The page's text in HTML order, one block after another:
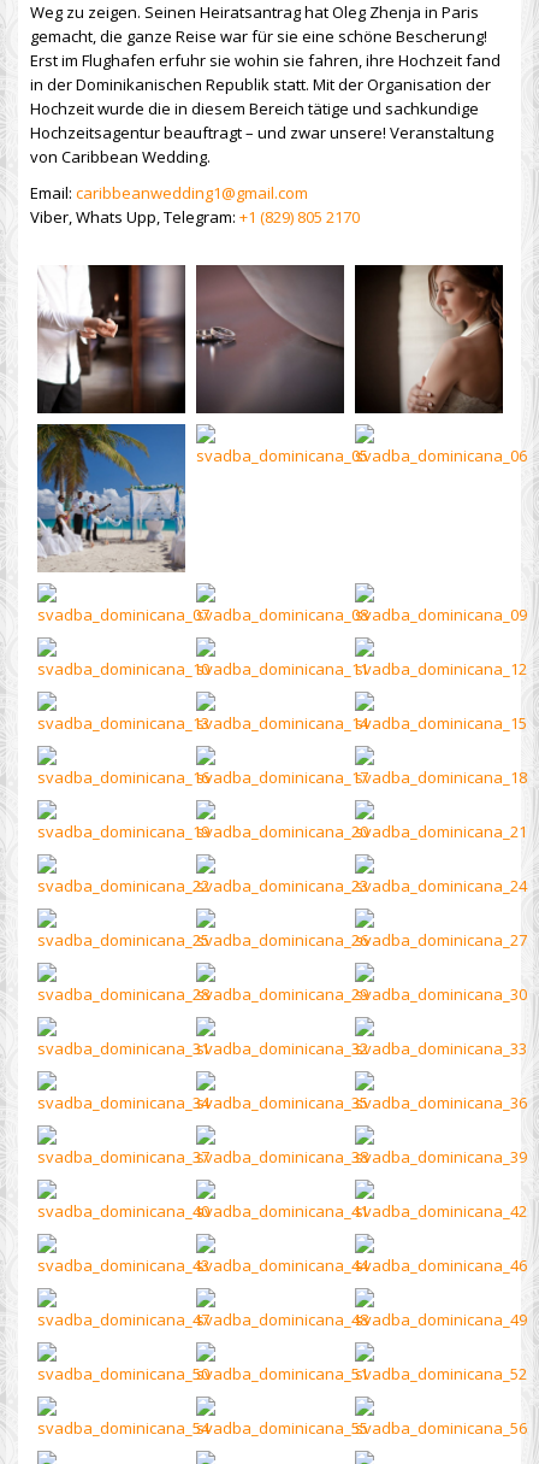
Weg zu zeigen. Seinen Heiratsantrag hat Oleg Zhenja in Paris
gemacht, die ganze Reise war für sie eine schöne Bescherung!
Erst im Flughafen erfuhr sie wohin sie fahren, ihre Hochzeit fand
in der Dominikanischen Republik statt. Mit der Organisation der
Hochzeit wurde die in diesem Bereich tätige und sachkundige
Hochzeitsagentur beauftragt – und zwar unsere! Veranstaltung
von Caribbean Wedding.
Email: caribbeanwedding1@gmail.com
Viber, Whats Upp, Telegram: +1 (829) 805 2170